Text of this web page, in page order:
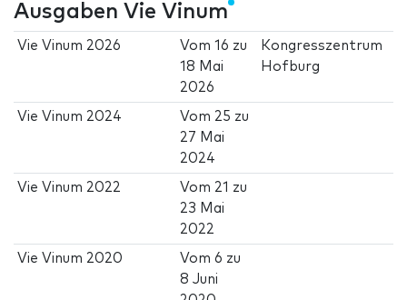
Ausgaben Vie Vinum
Vie Vinum 2026 Vom16 zu
18 Mai
2026
Kongresszentrum
Hofburg
Vie Vinum 2024 Vom 25 zu
27 Mai
2024
Vie Vinum 2022 Vom 21 zu
23 Mai
2022
Vie Vinum 2020 Vom6 zu
8 Juni